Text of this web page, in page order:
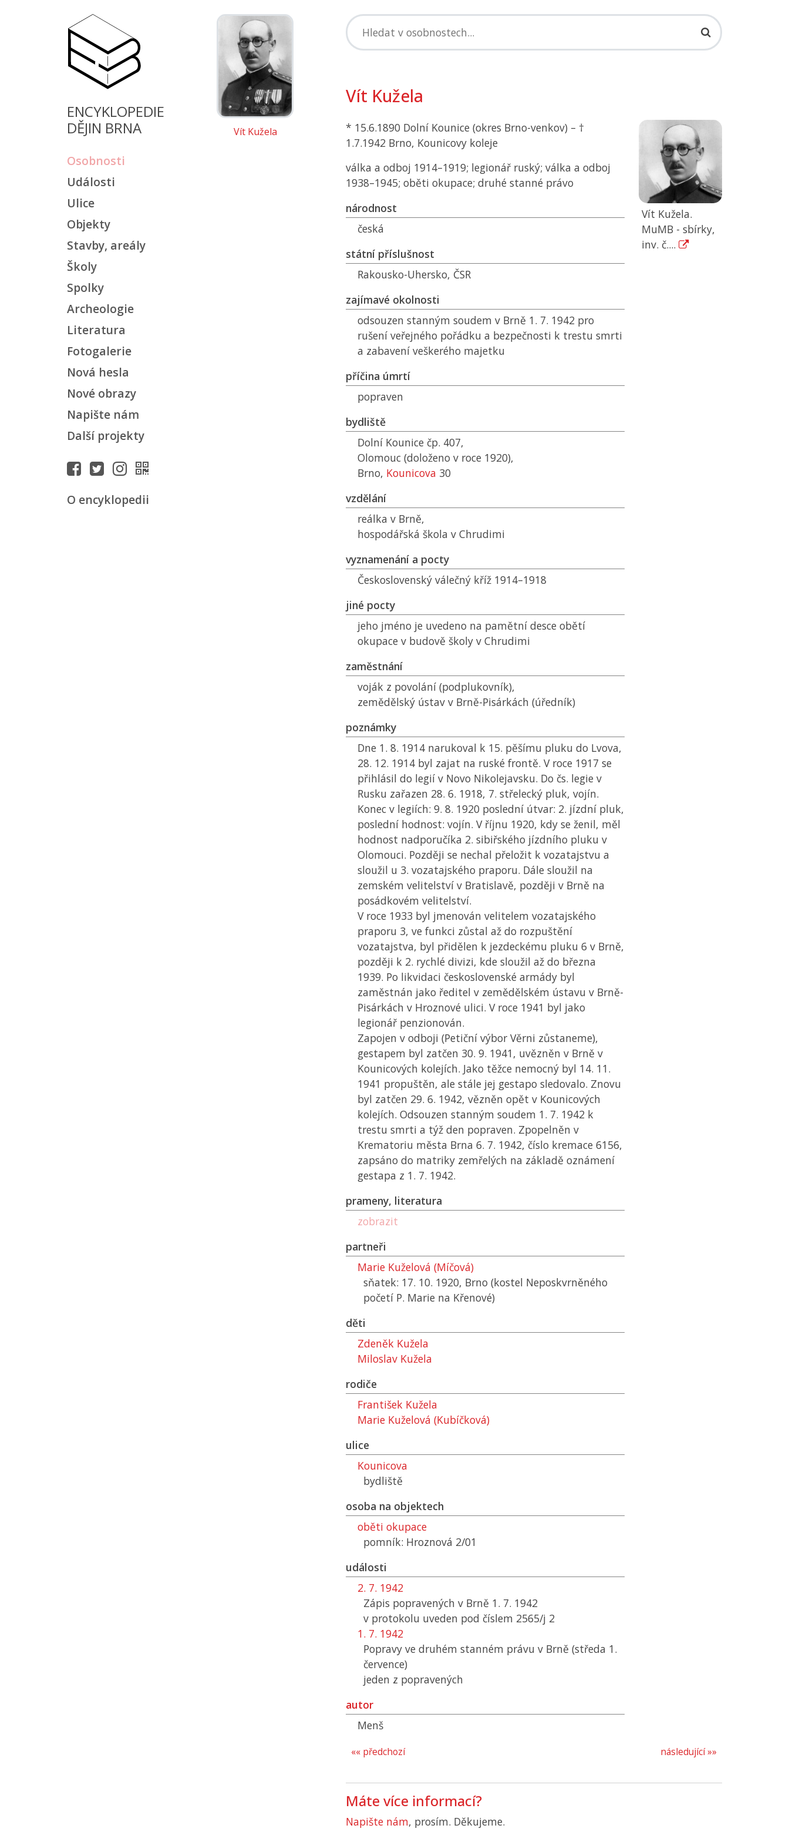
ENCYKLOPEDIE
DĚJIN BRNA
Osobnosti
Události
Ulice
Objekty
Stavby, areály
Školy
Spolky
Archeologie
Literatura
Fotogalerie
Nová hesla
Nové obrazy
Napište nám
Další projekty
O encyklopedii
Vít Kužela
Vít Kužela
* 15.6.1890 Dolní Kounice (okres Brno-venkov) – †
1.7.1942 Brno, Kounicovy koleje
válka a odboj 1914–1919; legionář ruský; válka a odboj
1938–1945; oběti okupace; druhé stanné právo
národnost
česká
státní příslušnost
Rakousko-Uhersko, ČSR
zajímavé okolnosti
odsouzen stanným soudem v Brně 1. 7. 1942 pro
rušení veřejného pořádku a bezpečnosti k trestu smrti
a zabavení veškerého majetku
příčina úmrtí
popraven
bydliště
Dolní Kounice čp. 407,
Olomouc (doloženo v roce 1920),
Brno, Kounicova 30
vzdělání
reálka v Brně,
hospodářská škola v Chrudimi
vyznamenání a pocty
Československý válečný kříž 1914–1918
jiné pocty
jeho jméno je uvedeno na pamětní desce obětí
okupace v budově školy v Chrudimi
zaměstnání
voják z povolání (podplukovník),
zemědělský ústav v Brně-Pisárkách (úředník)
poznámky
Dne 1. 8. 1914 narukoval k 15. pěšímu pluku do Lvova,
28. 12. 1914 byl zajat na ruské frontě. V roce 1917 se
přihlásil do legií v Novo Nikolejavsku. Do čs. legie v
Rusku zařazen 28. 6. 1918, 7. střelecký pluk, vojín.
Konec v legiích: 9. 8. 1920 poslední útvar: 2. jízdní pluk,
poslední hodnost: vojín. V říjnu 1920, kdy se ženil, měl
hodnost nadporučíka 2. sibiřského jízdního pluku v
Olomouci. Později se nechal přeložit k vozatajstvu a
sloužil u 3. vozatajského praporu. Dále sloužil na
zemském velitelství v Bratislavě, později v Brně na
posádkovém velitelství.
V roce 1933 byl jmenován velitelem vozatajského
praporu 3, ve funkci zůstal až do rozpuštění
vozatajstva, byl přidělen k jezdeckému pluku 6 v Brně,
později k 2. rychlé divizi, kde sloužil až do března
1939. Po likvidaci československé armády byl
zaměstnán jako ředitel v zemědělském ústavu v Brně-
Pisárkách v Hroznové ulici. V roce 1941 byl jako
legionář penzionován.
Zapojen v odboji (Petiční výbor Věrni zůstaneme),
gestapem byl zatčen 30. 9. 1941, uvězněn v Brně v
Kounicových kolejích. Jako těžce nemocný byl 14. 11.
1941 propuštěn, ale stále jej gestapo sledovalo. Znovu
byl zatčen 29. 6. 1942, vězněn opět v Kounicových
kolejích. Odsouzen stanným soudem 1. 7. 1942 k
trestu smrti a týž den popraven. Zpopelněn v
Krematoriu města Brna 6. 7. 1942, číslo kremace 6156,
zapsáno do matriky zemřelých na základě oznámení
gestapa z 1. 7. 1942.
prameny, literatura
zobrazit
partneři
Marie Kuželová (Míčová)
sňatek: 17. 10. 1920, Brno (kostel Neposkvrněného
početí P. Marie na Křenové)
děti
Zdeněk Kužela
Miloslav Kužela
rodiče
František Kužela
Marie Kuželová (Kubíčková)
ulice
Kounicova
bydliště
osoba na objektech
oběti okupace
pomník: Hroznová 2/01
události
2. 7. 1942
Zápis popravených v Brně 1. 7. 1942
v protokolu uveden pod číslem 2565/j 2
1. 7. 1942
Popravy ve druhém stanném právu v Brně (středa 1.
července)
jeden z popravených
autor
Menš
Vít Kužela.
MuMB - sbírky,
inv. č....
následující »»
«« předchozí
Máte více informací?
Napište nám, prosím. Děkujeme.